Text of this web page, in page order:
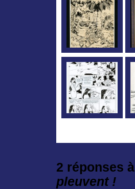
2 réponses à
pleuvent !